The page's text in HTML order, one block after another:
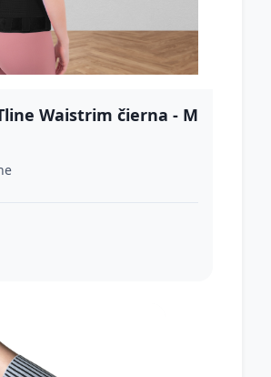
Waistrim čierna - M